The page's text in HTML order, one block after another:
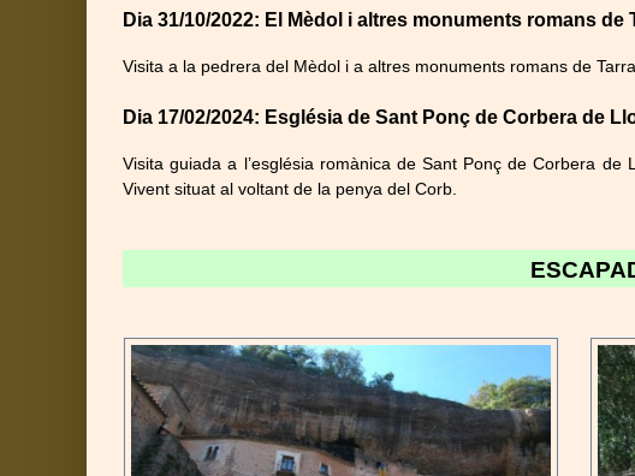
Dia 31/10/2022: El Mèdol i altres monuments romans de
Visita a la pedrera del Mèdol i a altres monuments romans de
Dia 17/02/2024: Església de Sant Ponç de Corbera de
Visita guiada a l’església romànica de Sant Ponç de Corbera
Vivent situat al voltant de la penya del Corb.